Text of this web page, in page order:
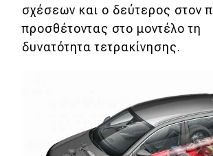
Τεχνολογία
Ασφάλεια
Test Drive
σχέσεων και ο δεύτερος στον
προσθέτοντας στο μοντέλο τη
δυνατότητα τετρακίνησης.